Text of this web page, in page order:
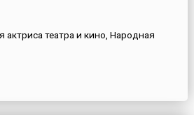
актриса театра и кино, Народная